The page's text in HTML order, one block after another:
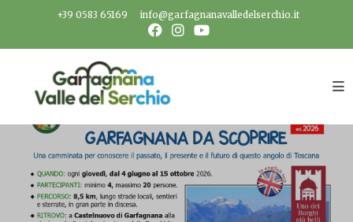
+39 0583 65169 info@garfagnanavalledelserchio.it